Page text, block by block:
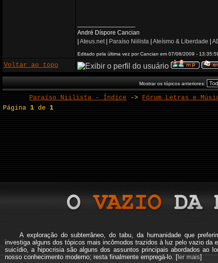
André Díspore Cancian
Ateus.net| Paraíso Niilista Ateísmo & Liberdade
Editado pela última vez por Cancian em 07/08/2009 -
Voltar ao topo
Mostrar os tópicos anteriores:
Paraíso Niilista - Índice -> Fórum Letras e
Página1 de1
A exploração do subterrâneo, do tabu, da humanidade que
investiga alguns dos tópicos mais incômodos trazidos à luz pelo vazio da
suicídio, a hipocrisia são alguns dos assuntos principais abordados ao
nosso conhecimento moderno; resta finalmente empregá-lo. [ler mais]